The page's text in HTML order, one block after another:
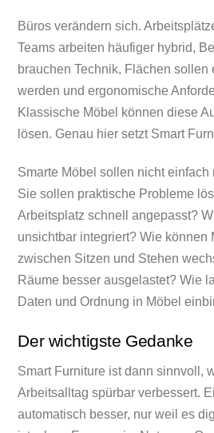
Büros verändern sich.
Teams arbeiten häufiger hybrid,
brauchen Technik, Flächen sollen
werden und ergonomische
Klassische Möbel können diese
lösen. Genau hier setzt Smart
Smarte Möbel sollen nicht einfach
Sie sollen praktische Probleme
Arbeitsplatz schnell angepasst?
unsichtbar integriert? Wie können
zwischen Sitzen und Stehen
Räume besser ausgelastet? Wie
Daten und Ordnung in Möbel
Der wichtigste Gedanke
Smart Furniture ist dann sinnvoll,
Arbeitsalltag spürbar verbessert.
automatisch besser, nur weil es